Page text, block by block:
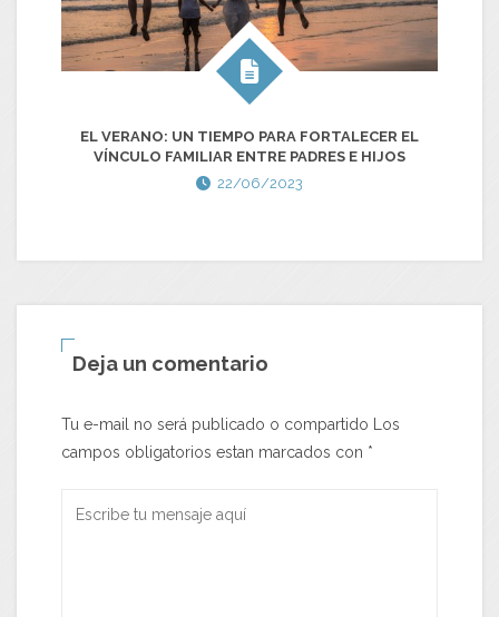
EL VERANO: UN TIEMPO PARA FORTALECER EL
VÍNCULO FAMILIAR ENTRE PADRES E HIJOS
22/06/2023
Deja un comentario
Tu e-mail no será publicado o compartido Los
campos obligatorios estan marcados con *